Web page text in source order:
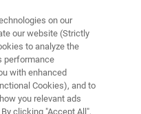
on our
our website (Strictly
to analyze the
performance
with enhanced
Cookies), and to
you relevant ads
clicking "Accept All",